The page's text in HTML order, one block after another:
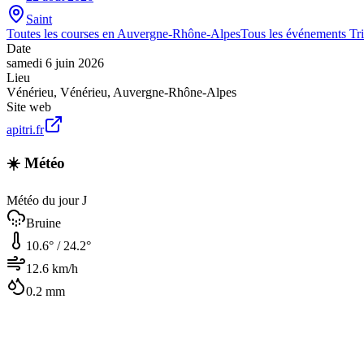
Saint
Toutes les courses en Auvergne-Rhône-AlpesTous les événements
Date
samedi 6 juin 2026
Lieu
Vénérieu, Vénérieu, Auvergne-Rhône-Alpes
Site web
apitri.fr
☀️ Météo
Météo du jour J
Bruine
10.6° / 24.2°
12.6 km/h
0.2 mm